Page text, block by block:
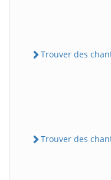
Trouver des
Trouver des